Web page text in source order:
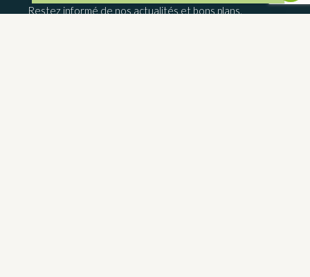
Restez informé de nos actualités et bons plans.